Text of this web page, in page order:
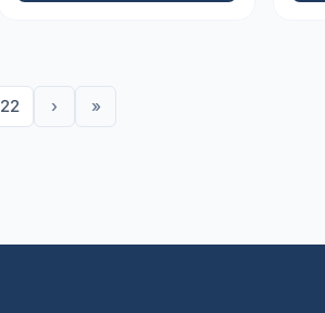
22 › »